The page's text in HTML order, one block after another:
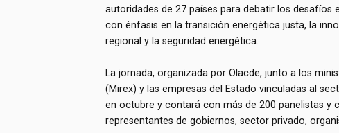
autoridades de 27 países para debatir los
con énfasis en la transición energética justa, la
regional y la seguridad energética.
La jornada, organizada por Olacde, junto a los
(Mirex) y las empresas del Estado vinculadas al
en octubre y contará con más de 200 panelistas y
representantes de gobiernos, sector privado,